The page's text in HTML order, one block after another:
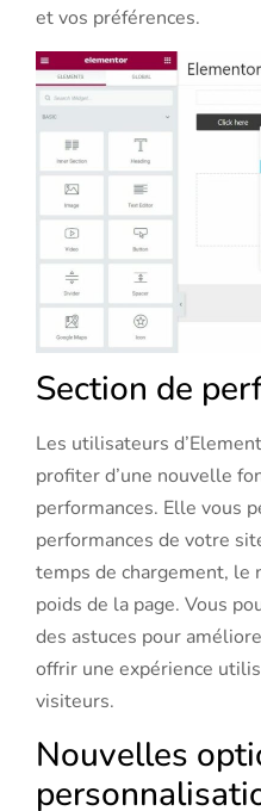
et vos préférences.
Section de
Les utilisateurs
profiter d’une nouvelle
performances. Elle vous
performances de votre
temps de chargement, le
poids de la page. Vous
des astuces pour
offrir une expérience
visiteurs.
Nouvelles